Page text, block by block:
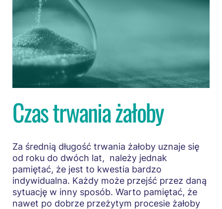
Czas trwania żałoby
Za średnią długość trwania żałoby uznaje się
od roku do dwóch lat, należy jednak
pamiętać, że jest to kwestia bardzo
indywidualna. Każdy może przejść przez daną
sytuację w inny sposób. Warto pamiętać, że
nawet po dobrze przeżytym procesie żałoby